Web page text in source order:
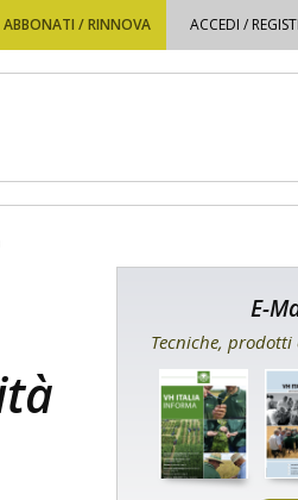
ABBONATI / RINNOVA ACCEDI /
E-
Tecniche, prodotti